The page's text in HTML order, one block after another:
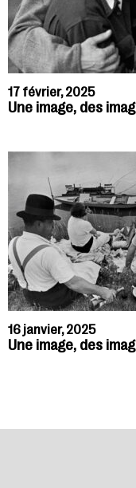
17 février, 2025
Une image, des
16 janvier, 2025
Une image, des